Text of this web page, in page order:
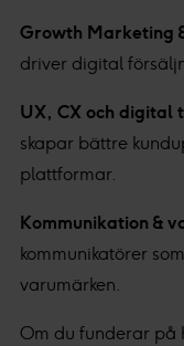
Growth Marketing
driver digital
UX, CX och digital
skapar bättre
plattformar.
Kommunikation &
kommunikatörer
varumärken.
Om du funderar på